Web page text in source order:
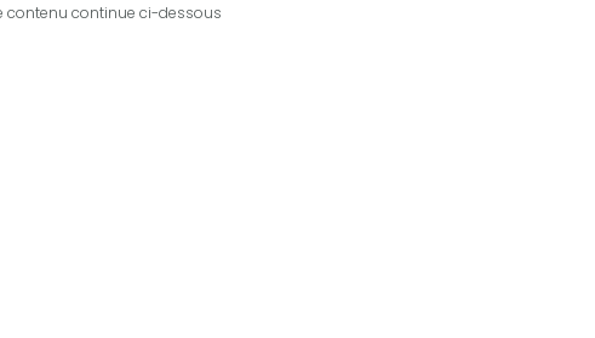
contenu continue ci-dessous